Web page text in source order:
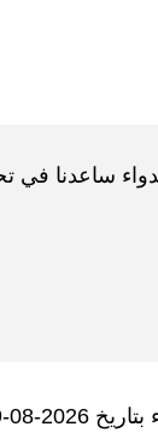
ساعدنا في
08-09